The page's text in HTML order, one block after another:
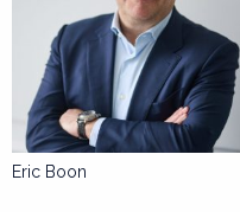
Eric Boon